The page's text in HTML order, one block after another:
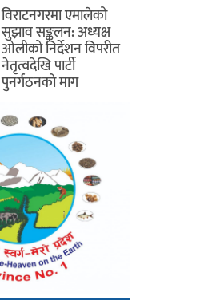
विराटनगरमा एमालेको
सुझाव सङ्कलन: अध्यक्ष
ओलीको निर्देशन विपरीत
नेतृत्वदेखि पार्टी
पुनर्गठनको माग